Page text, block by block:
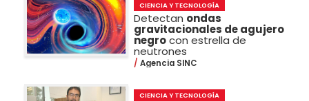
CIENCIA Y TECNOLOGÍA
Detectan ondas
gravitacionales de agujero
negrocon estrella de
neutrones
Agencia SINC
CIENCIA Y TECNOLOGÍA